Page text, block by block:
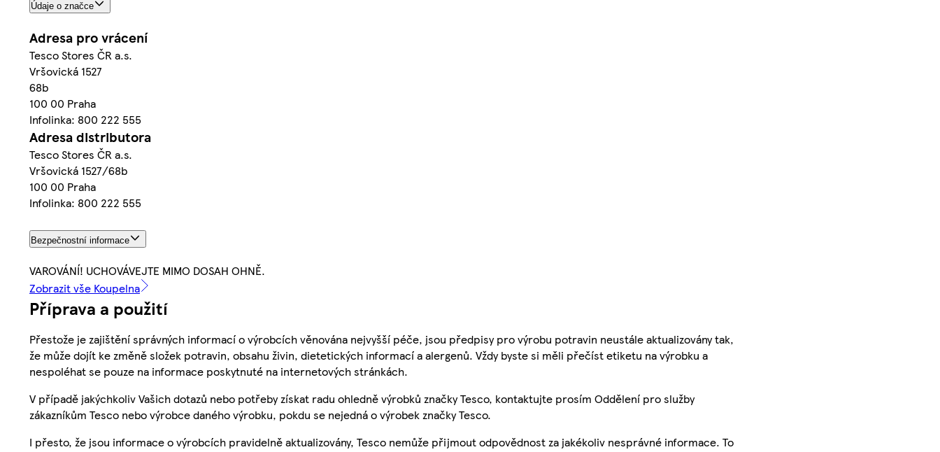
Údaje o značce
Adresa pro vrácení
Tesco Stores ČR a.s.
Vršovická 1527
68b
100 00 Praha
Infolinka: 800 222 555
Adresa distributora
Tesco Stores ČR a.s.
Vršovická 1527/68b
100 00 Praha
Infolinka: 800 222 555
Bezpečnostní informace
VAROVÁNÍ! UCHOVÁVEJTE MIMO DOSAH OHNĚ.
Zobrazit vše Koupelna
Příprava a použití
Přestože je zajištění správných informací o výrobcích věnována nejvyšší péče, jsou předpisy pro výrobu potravin neustále aktualizovány tak,
že může dojít ke změně složek potravin, obsahu živin, dietetických informací a alergenů. Vždy byste si měli přečíst etiketu na výrobku a
nespoléhat se pouze na informace poskytnuté na internetových stránkách.
V případě jakýchkoliv Vašich dotazů nebo potřeby získat radu ohledně výrobků značky Tesco, kontaktujte prosím Oddělení pro služby
zákazníkům Tesco nebo výrobce daného výrobku, pokdu se nejedná o výrobek značky Tesco.
I přesto, že jsou informace o výrobcích pravidelně aktualizovány, Tesco nemůže přijmout odpovědnost za jakékoliv nesprávné informace. To